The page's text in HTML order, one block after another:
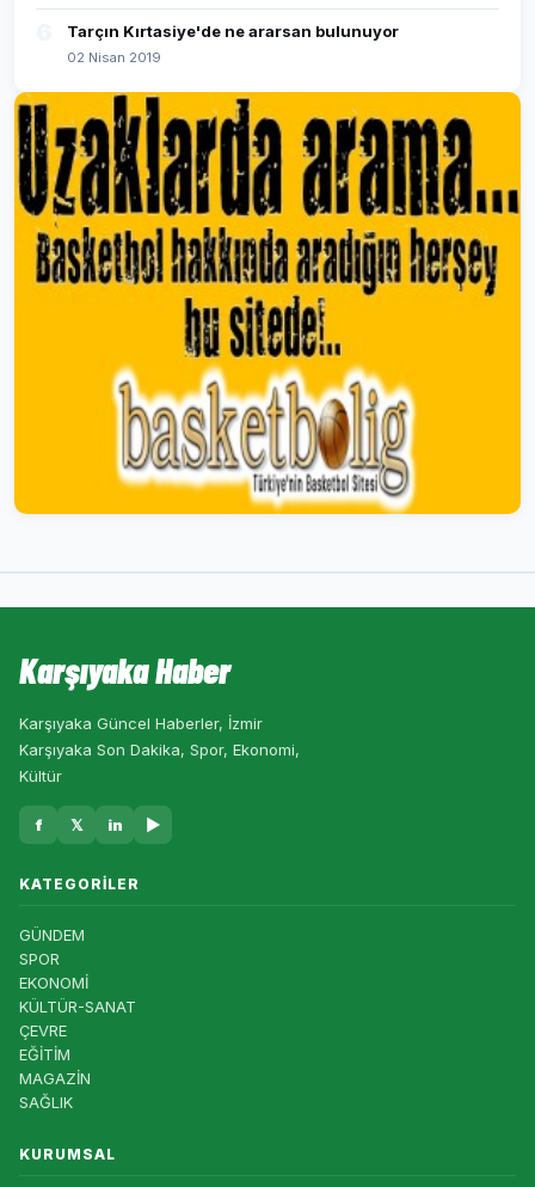
Tarçın Kırtasiye'de ne ararsan bulunuyor
02 Nisan 2019
Karşıyaka Haber
Karşıyaka Güncel Haberler, İzmir
Karşıyaka Son Dakika, Spor, Ekonomi,
Kültür
f 𝕏 in ▶
KATEGORILER
GÜNDEM
SPOR
EKONOMİ
KÜLTÜR-SANAT
ÇEVRE
EĞİTİM
MAGAZİN
SAĞLIK
KURUMSAL